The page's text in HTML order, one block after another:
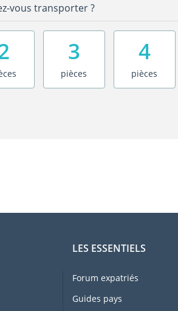
vous transporter ?
3
pièces
4
pièces
LES ESSENTIELS
Forum expatriés
Guides pays